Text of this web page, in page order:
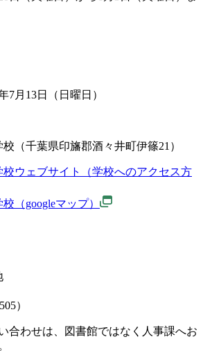
7月13日（日曜日）
（千葉県印旛郡酒々井町伊篠21）
ウェブサイト（学校へのアクセス方
（googleマップ）
）
合わせは、図書館ではなく人事課へお